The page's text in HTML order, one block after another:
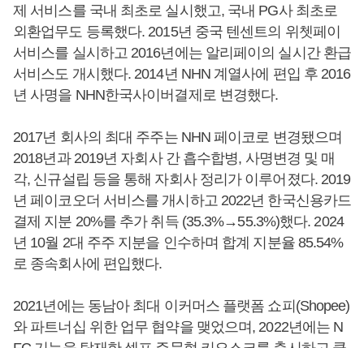
제 서비스를 국내 최초로 실시했고, 국내 PG사 최초로
외환업무도 등록했다. 2015년 중국 텐센트의 위쳇페이
서비스를 실시하고 2016년에는 알리페이의 실시간 환급
서비스도 개시했다. 2014년 NHN 계열사에 편입 후 2016
년 사명을 NHN한국사이버결제로 변경했다.
2017년 회사의 최대 주주는 NHN 페이코로 변경됐으며
2018년과 2019년 자회사 간 흡수합병, 사명변경 및 매
각, 신규설립 등을 통해 자회사 정리가 이루어졌다. 2019
년 페이코오더 서비스를 개시하고 2022년 한국신용카드
결제 지분 20%를 추가 취득 (35.3%→55.3%)했다. 2024
년 10월 2대 주주 지분을 인수하며 합계 지분율 85.54%
로 종속회사에 편입했다.
2021년에는 동남아 최대 이커머스 플랫폼 쇼피(Shopee)
와 파트너십 위한 업무 협약을 맺었으며, 2022년에는 N